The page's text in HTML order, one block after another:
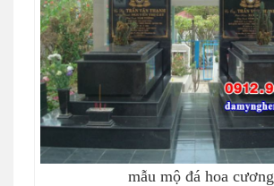
mẫu mộ đá hoa cương